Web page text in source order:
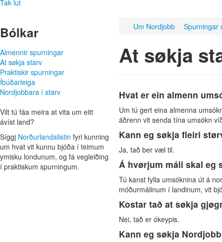
Tak lut
Bólkar
Almennir spurningar
At søkja starv
Praktiskir spurningar
Íbúðarleiga
Nordjobbara í starv
Vilt tú fáa meira at vita um eitt
ávíst land?
Síggj Norðurlanda­listin fyri kunning
um hvat vit kunnu bjóða í teimum
ymisku lond­unum, og fá veg­leiðing
í praktiskum spurningum.
Um Nordjobb Spurningar
At søkja
Hvat er ein almenn
Um tú gert eina almenna
áðrenn vit senda tína umsókn
Kann eg søkja fleiri
Ja, tað ber væl til.
Á hvørjum máli skal eg
Tú kanst fylla umsóknina út á
móðurmálinum í landinum, vit
Kostar tað at søkja
Nei, tað er ókeypis.
Kann eg søkja